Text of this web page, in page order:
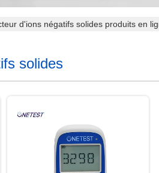
d'ions négatifs solides produits en
solides